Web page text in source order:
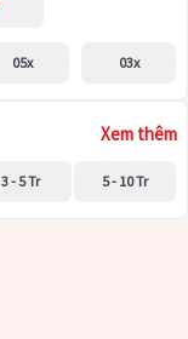
05x 03x
Xem thêm
3 - 5 Tr 5 - 10 Tr